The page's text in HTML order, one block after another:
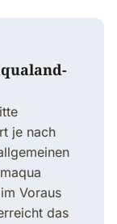
je nach
Voraus
das